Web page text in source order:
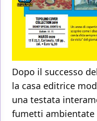
Dopo il successo
la casa editrice
una testata
fumetti ambientate